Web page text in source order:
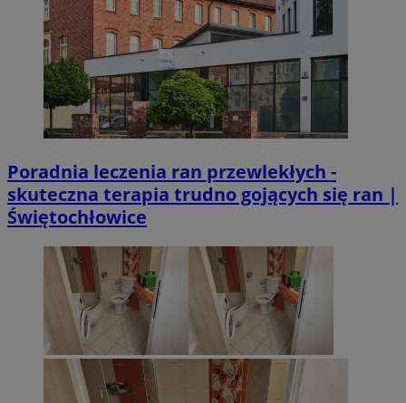
Poradnia leczenia ran przewlekłych -
skuteczna terapia trudno gojących się ran |
Świętochłowice